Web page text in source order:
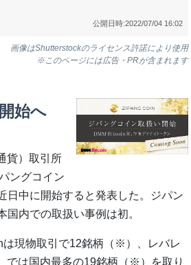
公開日時:2022/07/04 16:02
画像はShutterstockのライセンス許諾により使用
※このページには広告・PRが含まれます
始へ
貨）取引所
ングコイン
日中に開始すると発表した。ジパン
国内での取扱い事例は初。
は現物取引で12銘柄（※）、レバレ
では国内最多の19銘柄（※）を取り